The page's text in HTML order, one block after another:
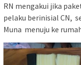
RN mengakui jika
pelaku berinisial CN,
Muna menuju ke